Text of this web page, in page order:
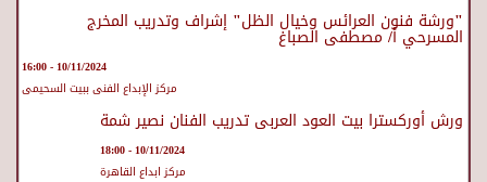
"ورشة فنون العرائس وخيال الظل" إشراف وتدريب المخرج
المسرحي أ/ مصطفى الصباغ
10/11/2024 - 16:00
مركز الإبداع الفنى ببيت السحيمى
ورش أوركسترا بيت العود العربى تدريب الفنان نصير شمة
10/11/2024 - 18:00
مركز ابداع القاهرة